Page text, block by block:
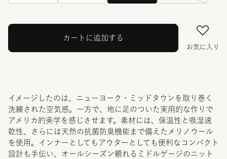
カートに追加する
お気に入り
イメージしたのは、ニューヨーク・ミッドタウンを取り巻く
洗練された空気感。一方で、地に足のついた実用的な作りで
アメリカ的美学を感じさせます。素材には、保温性と吸湿速
乾性、さらには天然の抗菌防臭機能まで備えたメリノウール
を使用。インナーとしてもアウターとしても便利なコンパクト
設計も手伝い、オールシーズン頼れるミドルゲージのニット